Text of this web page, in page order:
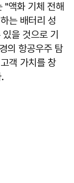
"액화 기체 전해
는 배터리 성
을 것으로 기
의 항공우주 탐
객 가치를 창